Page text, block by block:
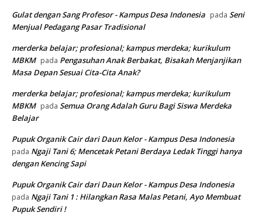
Gulat dengan Sang Profesor - Kampus Desa Indonesia pada Seni
Menjual Pedagang Pasar Tradisional
merderka belajar; profesional; kampus merdeka; kurikulum
MBKM pada Pengasuhan Anak Berbakat, Bisakah Menjanjikan
Masa Depan Sesuai Cita-Cita Anak?
merderka belajar; profesional; kampus merdeka; kurikulum
MBKM pada Semua Orang Adalah Guru Bagi Siswa Merdeka
Belajar
Pupuk Organik Cair dari Daun Kelor - Kampus Desa Indonesia
pada Ngaji Tani 6; Mencetak Petani Berdaya Ledak Tinggi hanya
dengan Kencing Sapi
Pupuk Organik Cair dari Daun Kelor - Kampus Desa Indonesia
pada Ngaji Tani 1 : Hilangkan Rasa Malas Petani, Ayo Membuat
Pupuk Sendiri !